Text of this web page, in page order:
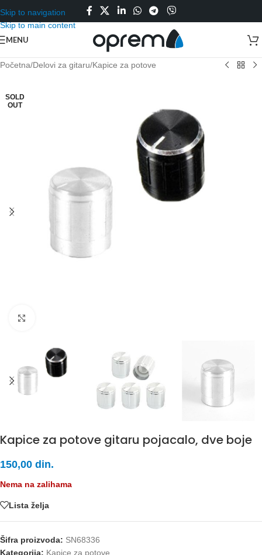
Skip to navigation
Skip to main content
MENU
Početna/Delovi za gitaru/Kapice za potove
SOLD
OUT
Kapice za potove gitaru pojacalo, dve boje
150,00 din.
Nema na zalihama
Lista želja
Šifra proizvoda: SN68336
Kategorija: Kapice za potove